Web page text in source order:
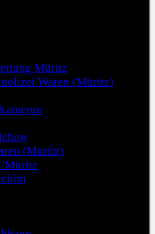
Müritz
Waren (Müritz)
(Müritz)
Müritz